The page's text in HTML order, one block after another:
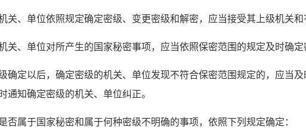
、单位依照规定确定密级、变更密级和解密，应当接受其上级机关和
、单位对所产生的国家秘密事项，应当依照保密范围的规定及时确定
定以后，确定密级的机关、单位发现不符合保密范围规定的，应当
通知确定密级的机关、单位纠正。
属于国家秘密和属于何种密级不明确的事项，依照下列规定确定：